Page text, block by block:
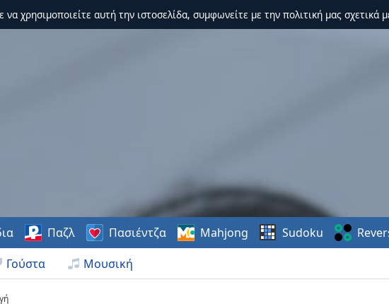
να χρησιμοποιείτε αυτή την ιστοσελίδα, συμφωνείτε με την πολιτική μας
Γούστα Μουσική
Παζλ Πασιέντζα Mahjong Sudoku